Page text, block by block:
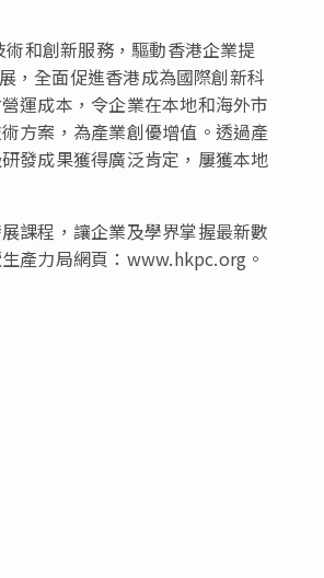
和創新服務，驅動香港企業提
，全面促進香港成為國際創新科
運成本，令企業在本地和海外市
方案，為產業創優增值。透過產
發成果獲得廣泛肯定，屢獲本地
課程，讓企業及學界掌握最新數
產力局網頁：www.hkpc.org。